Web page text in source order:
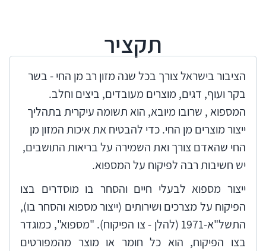
תקציר
הציבור בישראל צורך בכל שנה מזון רב מן החי - בשר
בקר ועוף, דגים, מוצרים מעובדים, ביצים וחלב.
המספוא , שרובו מיובא, הוא תשומה עיקרית בתהליך
ייצור מוצרים מן החי. כדי להבטיח את איכות המזון מן
החי שהאדם צורך ואת השמירה על בריאות התושבים,
יש חשיבות רבה לפיקוח על המספוא.
ייצור מספוא לבעלי חיים והסחר בו מוסדרים בצו
הפיקוח על מצרכים ושירותים (ייצור מספוא והסחר בו),
התשל"א-1971 (להלן - צו הפיקוח). "מספוא", כמוגדר
בצו הפיקוח, הוא כל חומר או מוצר מהמפורטים